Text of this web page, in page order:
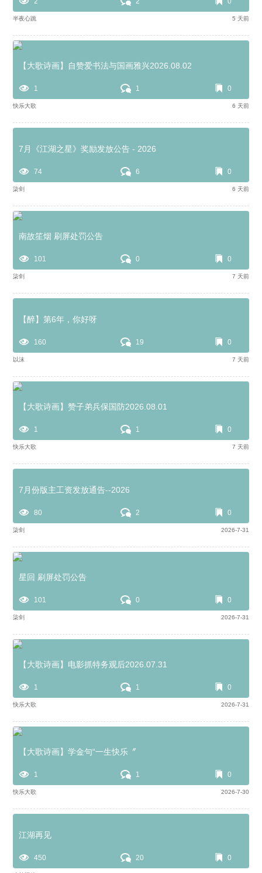
半夜心跳 5 天前
【大歌诗画】自赞爱书法与国画雅兴2026.08.02
1 1 0
快乐大歌 6 天前
7月《江湖之星》奖励发放公告 - 2026
74 6 0
柒剑 6 天前
南故笙烟 刷屏处罚公告
101 0 0
柒剑 7 天前
【醉】第6年，你好呀
160 19 0
以沫 7 天前
【大歌诗画】赞子弟兵保国防2026.08.01
1 1 0
快乐大歌 7 天前
7月份版主工资发放通告--2026
80 2 0
柒剑 2026-7-31
星回 刷屏处罚公告
101 0 0
柒剑 2026-7-31
【大歌诗画】电影抓特务观后2026.07.31
1 1 0
快乐大歌 2026-7-31
【大歌诗画】学金句“一生快乐〞
1 1 0
快乐大歌 2026-7-30
江湖再见
450 20 0